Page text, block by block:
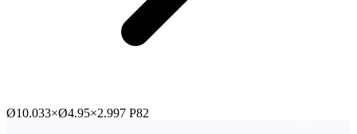
Ø10.033×Ø4.95×2.997 P82